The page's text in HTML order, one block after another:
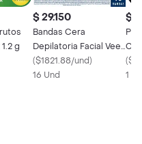
g
$ 29.150
Bandas Cera
Depilatoria Facial Veet
Pure Piel Sensible - 16
Bandas
($1821.88/und)
16 Und
$
(
1 X